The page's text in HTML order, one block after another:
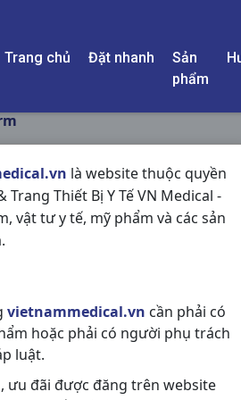
Trang chủ Đặt nhanh
Sản
phẩm
là website thuộc quyền
Thiết Bị Y Tế VN Medical -
vật tư y tế, mỹ phẩm và các sản
vietnammedical.vn cần phải có
hoặc phải có người phụ trách
luật.
ưu đãi được đăng trên website
H10VI10V
xã hội: